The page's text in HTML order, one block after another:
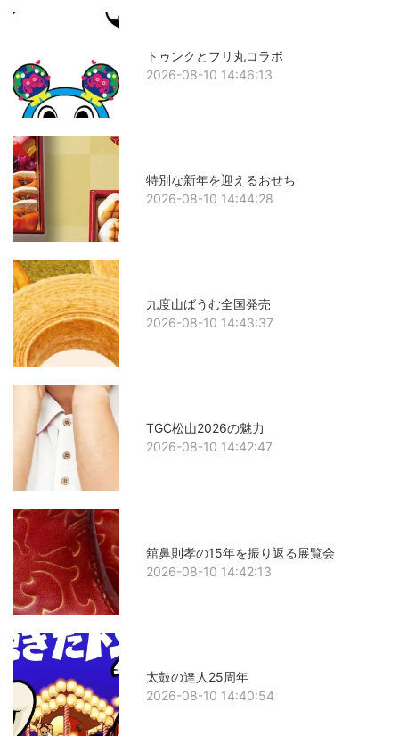
トゥンクとフリ丸コラボ
2026-08-10 14:46:13
特別な新年を迎えるおせち
2026-08-10 14:44:28
九度山ばうむ全国発売
2026-08-10 14:43:37
TGC松山2026の魅力
2026-08-10 14:42:47
舘鼻則孝の15年を振り返る展覧会
2026-08-10 14:42:13
太鼓の達人25周年
2026-08-10 14:40:54